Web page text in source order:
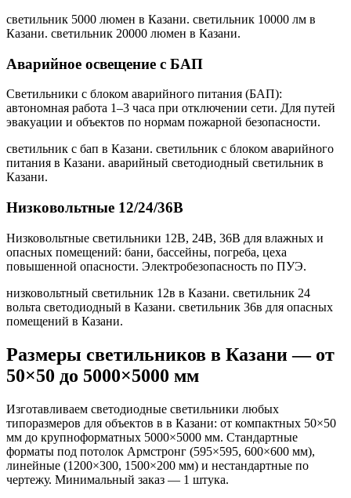
светильник 5000 люмен в Казани. светильник 10000 лм в
Казани. светильник 20000 люмен в Казани.
Аварийное освещение с БАП
Светильники с блоком аварийного питания (БАП):
автономная работа 1–3 часа при отключении сети. Для путей
эвакуации и объектов по нормам пожарной безопасности.
светильник с бап в Казани. светильник с блоком аварийного
питания в Казани. аварийный светодиодный светильник в
Казани.
Низковольтные 12/24/36В
Низковольтные светильники 12В, 24В, 36В для влажных и
опасных помещений: бани, бассейны, погреба, цеха
повышенной опасности. Электробезопасность по ПУЭ.
низковольтный светильник 12в в Казани. светильник 24
вольта светодиодный в Казани. светильник 36в для опасных
помещений в Казани.
Размеры светильников в Казани— от
50×50 до 5000×5000 мм
Изготавливаем светодиодные светильники любых
типоразмеров для объектов в в Казани: от компактных 50×50
мм до крупноформатных 5000×5000 мм. Стандартные
форматы под потолок Армстронг (595×595, 600×600 мм),
линейные (1200×300, 1500×200 мм) и нестандартные по
чертежу. Минимальный заказ — 1 штука.